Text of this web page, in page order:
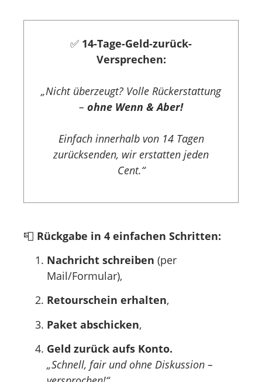
✅ 14-Tage-Geld-zurück-
Versprechen:
„Nicht überzeugt? Volle Rückerstattung
– ohne Wenn & Aber!
Einfach innerhalb von 14 Tagen
zurücksenden, wir erstatten jeden
Cent.“
📮 Rückgabe in 4 einfachen Schritten:
Nachricht schreiben (per
Mail/Formular),
Retourschein erhalten,
Paket abschicken,
Geld zurück aufs Konto.
„Schnell, fair und ohne Diskussion –